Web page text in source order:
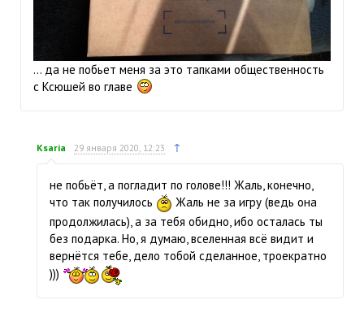
… да не побьет меня за это тапками общественность
с Ксюшей во главе
Ksaria 29 января 2020, 12:23 ↑
не побьёт, а погладит по голове!!! Жаль, конечно,
что так получилось
Жаль не за игру (ведь она
продолжилась), а за тебя обидно, ибо осталась ты
без подарка. Но, я думаю, вселенная всё видит и
вернётся тебе, дело тобой сделанное, троекратно
)))